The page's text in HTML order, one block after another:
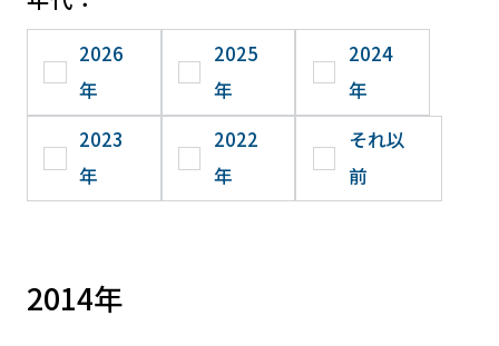
2026
年
2025
年
2024
年
2023
年
2022
年
それ以
前
2014年